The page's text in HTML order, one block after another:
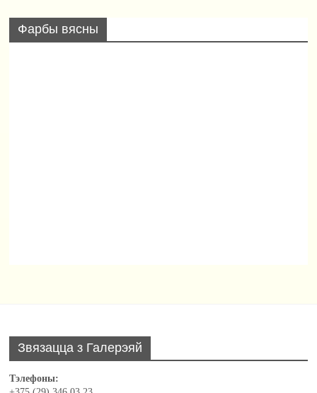
Фарбы вясны
Звязацца з Галерэяй
Тэлефоны: